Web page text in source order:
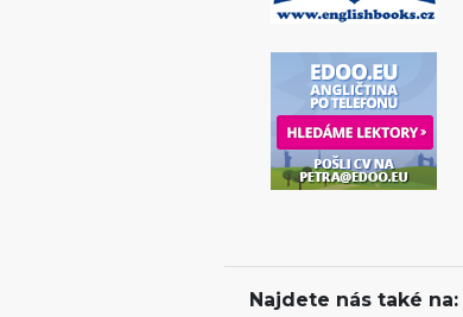
Najdete nás také na: